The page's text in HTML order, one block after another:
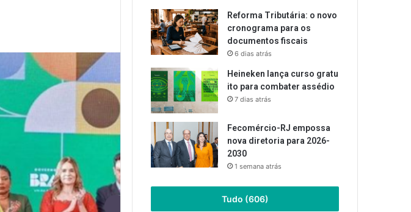
Reforma Tributária: o novo
cronograma para os
documentos fiscais
6 dias atrás
Heineken lança curso gratu
ito para combater assédio
7 dias atrás
Fecomércio-RJ empossa
nova diretoria para 2026-
2030
1 semana atrás
Tudo (606)